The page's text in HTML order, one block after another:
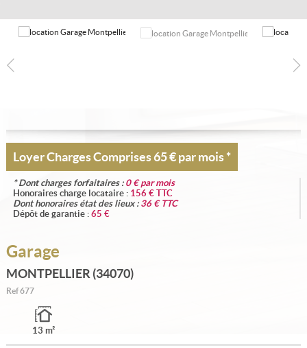
Nous contacter
Loyer Charges Comprises65 € par mois*
* Dont charges forfaitaires : 0€ par mois
Honoraires charge locataire : 156 € TTC
Dont honoraires état des lieux : 36€ TTC
Dépôt de garantie : 65 €
Garage
MONTPELLIER (34070)
Ref677
13 m²